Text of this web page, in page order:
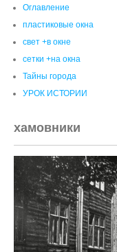
Оглавление
пластиковые окна
свет +в окне
сетки +на окна
Тайны города
УРОК ИСТОРИИ
хамовники